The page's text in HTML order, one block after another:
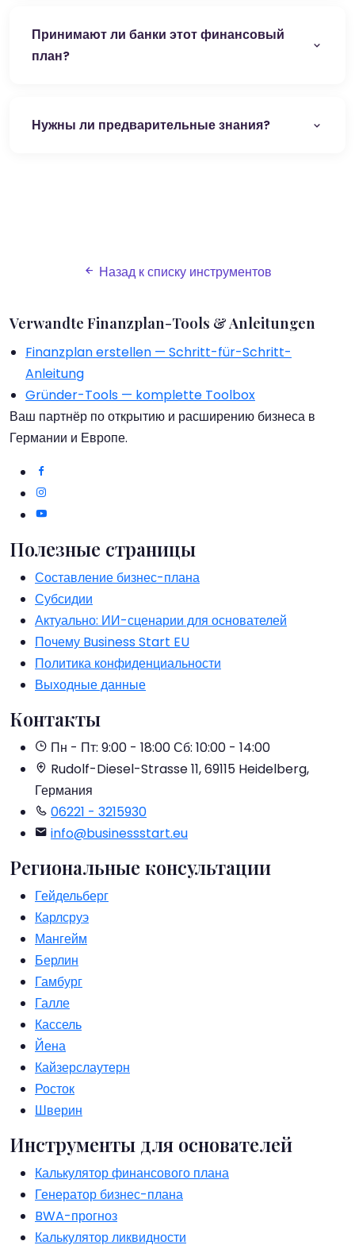
Принимают ли банки этот финансовый
план?
Нужны ли предварительные знания?
Назад к списку инструментов
Verwandte Finanzplan-Tools & Anleitungen
Finanzplan erstellen — Schritt-für-Schritt-
Anleitung
Gründer-Tools — komplette Toolbox
Ваш партнёр по открытию и расширению бизнеса в
Германии и Европе.
Полезные страницы
Составление бизнес-плана
Субсидии
Актуально: ИИ-сценарии для основателей
Почему Business Start EU
Политика конфиденциальности
Выходные данные
Контакты
Пн - Пт: 9:00 - 18:00Сб: 10:00 - 14:00
Rudolf-Diesel-Strasse 11, 69115 Heidelberg,
Германия
06221 - 3215930
info@businessstart.eu
Региональные консультации
Гейдельберг
Карлсруэ
Мангейм
Берлин
Гамбург
Галле
Кассель
Йена
Кайзерслаутерн
Росток
Шверин
Инструменты для основателей
Калькулятор финансового плана
Генератор бизнес-плана
BWA-прогноз
Калькулятор ликвидности